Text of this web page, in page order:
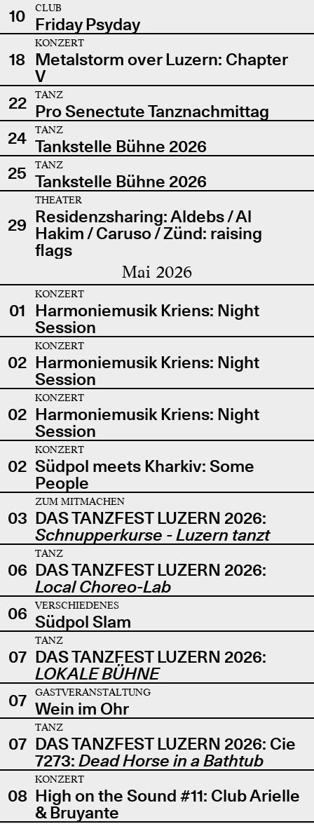
10
CLUB
Friday Psyday
18
KONZERT
Metalstorm over Luzern: Chapter
V
22
TANZ
Pro Senectute Tanznachmittag
24
TANZ
Tankstelle Bühne 2026
25
TANZ
Tankstelle Bühne 2026
29
THEATER
Residenzsharing: Aldebs / Al
Hakim / Caruso / Zünd: raising
flags
Mai 2026
01
KONZERT
Harmoniemusik Kriens: Night
Session
02
KONZERT
Harmoniemusik Kriens: Night
Session
02
KONZERT
Harmoniemusik Kriens: Night
Session
02
KONZERT
Südpol meets Kharkiv: Some
People
03
ZUM MITMACHEN
DAS TANZFEST LUZERN 2026:
Schnupperkurse - Luzern tanzt
06
TANZ
DAS TANZFEST LUZERN 2026:
Local Choreo-Lab
06
VERSCHIEDENES
Südpol Slam
07
TANZ
DAS TANZFEST LUZERN 2026:
LOKALE BÜHNE
07
GASTVERANSTALTUNG
Wein im Ohr
07
TANZ
DAS TANZFEST LUZERN 2026: Cie
7273: Dead Horse in a Bathtub
08
KONZERT
High on the Sound #11: Club Arielle
& Bruyante